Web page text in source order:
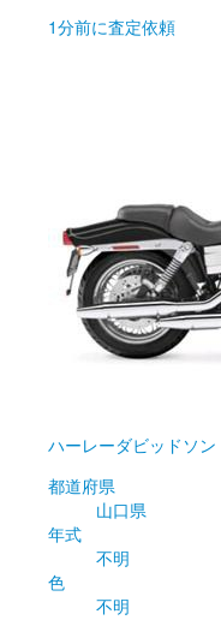
1分前に査定依頼
ハーレーダビッドソン
都道府県
山口県
年式
不明
色
不明